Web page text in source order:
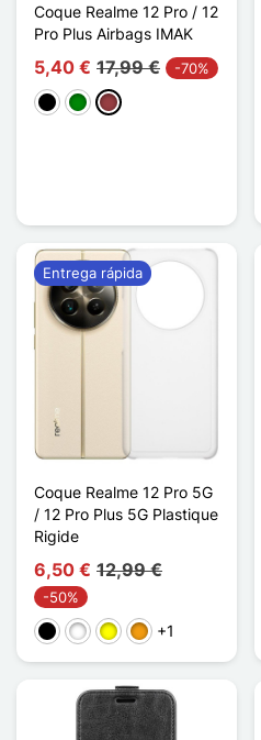
Coque Realme 12 Pro / 12
Pro Plus Airbags IMAK
5,40 € 17,99 € -70%
NegroVerdeRojo oscuro
Coque Realme 12 Pro 5G
/ 12 Pro Plus 5G Plastique
Rigide
6,50 € 12,99 €
-50%
NegroBlancoAmarilloNaranja
+1
Entrega rápida